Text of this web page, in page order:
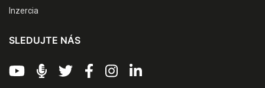
Inzercia
SLEDUJTE NÁS